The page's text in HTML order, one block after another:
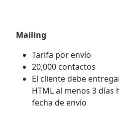
Mailing
Tarifa por envío
20,000 contactos
El cliente debe
HTML al menos 3 días
fecha de envío